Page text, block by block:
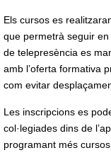
Els cursos es
que permetrà seguir
de telepresència es
amb l’oferta formativa
com evitar
Les inscripcions es
col·legiades dins de
programant més